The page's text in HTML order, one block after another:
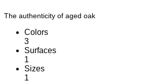
The authenticity of aged oak
Colors
3
Surfaces
1
Sizes
1